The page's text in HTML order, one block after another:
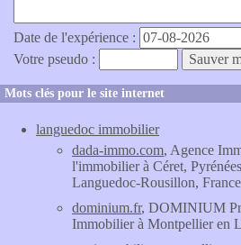
Date de l'expérience :
Votre pseudo :
Mots clés pour le site internet
languedoc immobilier
dada-immo.com, Agence
l'immobilier à Céret,
Languedoc-Rousillon, France
dominium.fr, DOMINIUM
Immobilier à Montpellier en